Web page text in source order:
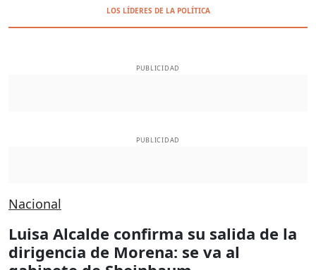
LOS LÍDERES DE LA POLÍTICA
PUBLICIDAD
PUBLICIDAD
Nacional
Luisa Alcalde confirma su salida de la
dirigencia de Morena: se va al